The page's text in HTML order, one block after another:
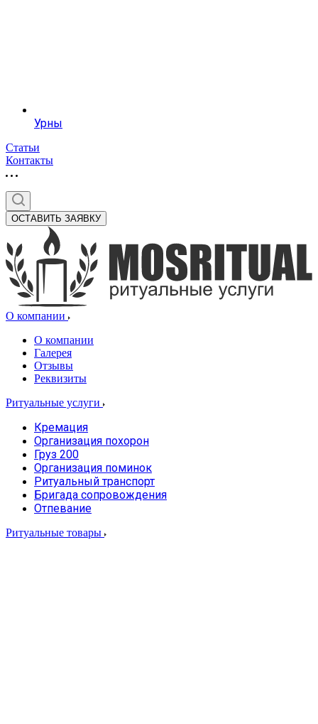
Урны
Статьи
Контакты
ОСТАВИТЬ ЗАЯВКУ
О компании
О компании
Галерея
Отзывы
Реквизиты
Ритуальные услуги
Кремация
Организация похорон
Груз 200
Организация поминок
Ритуальный транспорт
Бригада сопровождения
Отпевание
Ритуальные товары